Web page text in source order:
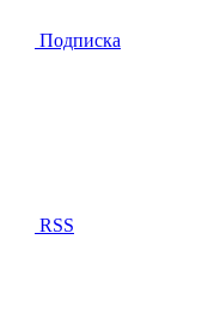
Подписка
RSS